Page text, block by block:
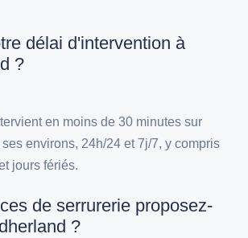
délai d'intervention à
?
en moins de 30 minutes sur
environs, 24h/24 et 7j/7, y compris
jours fériés.
de serrurerie proposez-
?